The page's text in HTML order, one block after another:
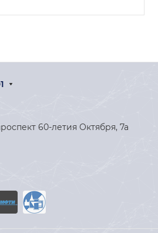
60-летия Октября, 7а